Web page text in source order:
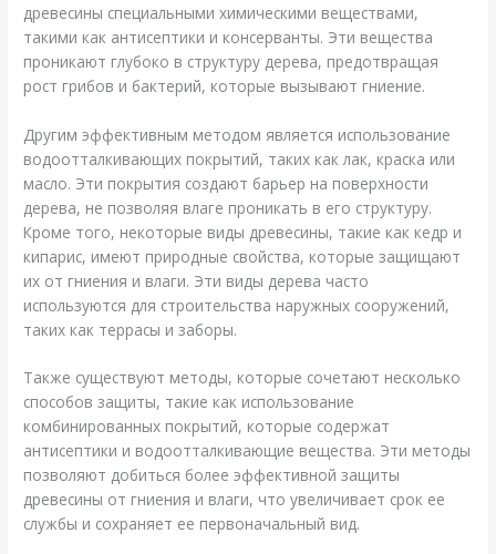
древесины специальными химическими веществами,
такими как антисептики и консерванты. Эти вещества
проникают глубоко в структуру дерева, предотвращая
рост грибов и бактерий, которые вызывают гниение.
Другим эффективным методом является использование
водоотталкивающих покрытий, таких как лак, краска или
масло. Эти покрытия создают барьер на поверхности
дерева, не позволяя влаге проникать в его структуру.
Кроме того, некоторые виды древесины, такие как кедр и
кипарис, имеют природные свойства, которые защищают
их от гниения и влаги. Эти виды дерева часто
используются для строительства наружных сооружений,
таких как террасы и заборы.
Также существуют методы, которые сочетают несколько
способов защиты, такие как использование
комбинированных покрытий, которые содержат
антисептики и водоотталкивающие вещества. Эти методы
позволяют добиться более эффективной защиты
древесины от гниения и влаги, что увеличивает срок ее
службы и сохраняет ее первоначальный вид.